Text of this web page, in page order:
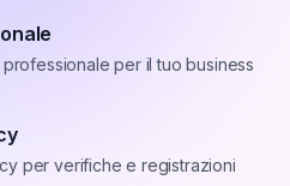
per il tuo business
per verifiche e registrazioni